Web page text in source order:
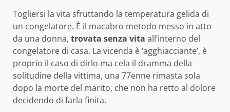
Togliersi la vita sfruttando la temperatura gelida di
un congelatore. È il macabro metodo messo in atto
da una donna, trovata senza vita all’interno del
congelatore di casa. La vicenda è ‘agghiacciante’, è
proprio il caso di dirlo ma cela il dramma della
solitudine della vittima, una 77enne rimasta sola
dopo la morte del marito, che non ha retto al dolore
decidendo di farla finita.